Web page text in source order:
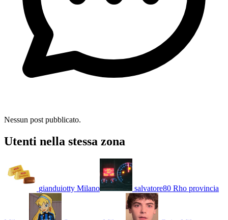
Nessun post pubblicato.
Utenti nella stessa zona
gianduiotty Milano salvatore80 Rho provincia